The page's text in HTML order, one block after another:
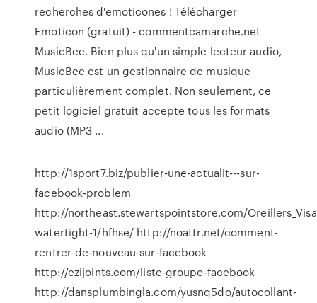
recherches d'emoticones ! Télécharger
Emoticon (gratuit) - commentcamarche.net
MusicBee. Bien plus qu'un simple lecteur audio,
MusicBee est un gestionnaire de musique
particulièrement complet. Non seulement, ce
petit logiciel gratuit accepte tous les formats
audio (MP3 ...
http://1sport7.biz/publier-une-actualit---sur-
facebook-problem
http://northeast.stewartspointstore.com/
watertight-1/hfhse/ http://noattr.net/comment-
rentrer-de-nouveau-sur-facebook
http://ezijoints.com/liste-groupe-facebook
http://dansplumbingla.com/yusnq5do/autocollant-